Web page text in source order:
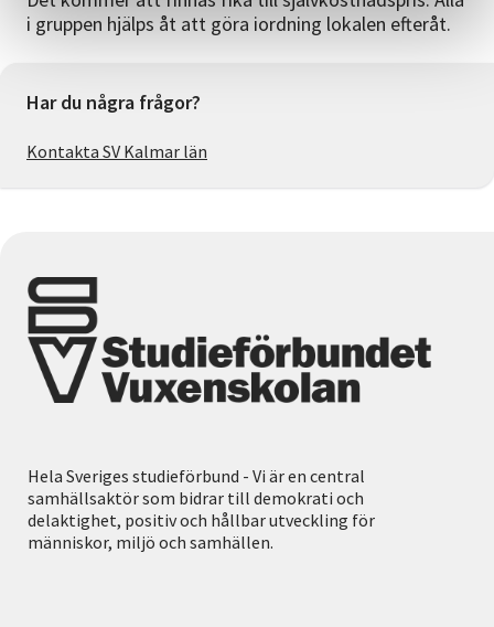
i gruppen hjälps åt att göra iordning lokalen efteråt.
Har du några frågor?
Kontakta SV Kalmar län
Hela Sveriges studieförbund - Vi är en central
samhällsaktör som bidrar till demokrati och
delaktighet, positiv och hållbar utveckling för
människor, miljö och samhällen.